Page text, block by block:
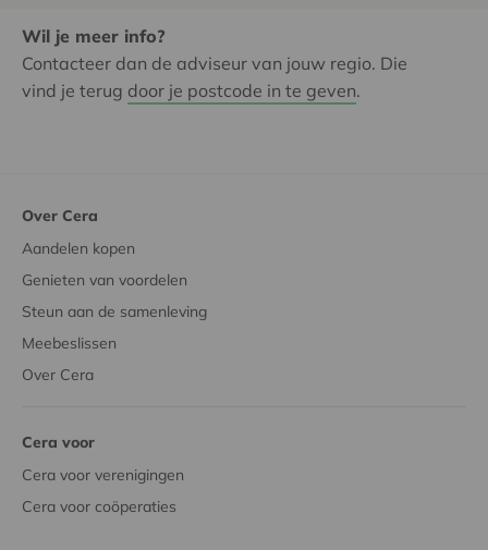
Wil je meer info?
Contacteer dan de adviseur van jouw regio. Die
vind je terug door je postcode in te geven.
Over Cera
Aandelen kopen
Genieten van voordelen
Steun aan de samenleving
Meebeslissen
Over Cera
Cera voor
Cera voor verenigingen
Cera voor coöperaties